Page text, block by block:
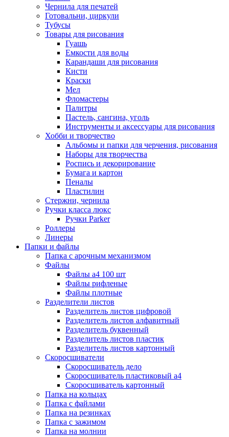
Чернила для печатей
Готовальни, циркули
Тубусы
Товары для рисования
Гуашь
Емкости для воды
Карандаши для рисования
Кисти
Краски
Мел
Фломастеры
Палитры
Пастель, сангина, уголь
Инструменты и аксессуары для рисования
Хобби и творчество
Альбомы и папки для черчения, рисования
Наборы для творчества
Роспись и декорирование
Бумага и картон
Пеналы
Пластилин
Стержни, чернила
Ручки класса люкс
Ручки Parker
Роллеры
Линеры
Папки и файлы
Папка с арочным механизмом
Файлы
Файлы а4 100 шт
Файлы рифленые
Файлы плотные
Разделители листов
Разделитель листов цифровой
Разделитель листов алфавитный
Разделитель буквенный
Разделитель листов пластик
Разделитель листов картонный
Скоросшиватели
Скоросшиватель дело
Скоросшиватель пластиковый а4
Скоросшиватель картонный
Папка на кольцах
Папка с файлами
Папка на резинках
Папка с зажимом
Папка на молнии